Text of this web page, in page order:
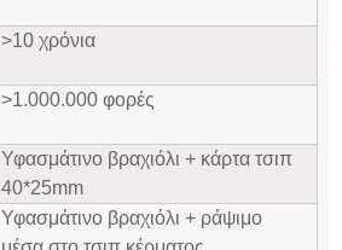
>10 χρόνια
>1.000.000 φορές
Υφασμάτινο βραχιόλι + κάρτα τσιπ
40*25mm
Υφασμάτινο βραχιόλι + ράψιμο